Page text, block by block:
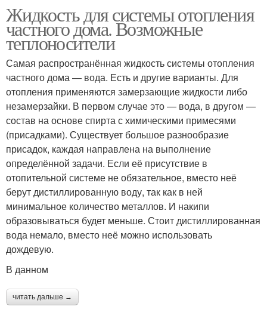
Жидкость для системы отопления
частного дома. Возможные
теплоносители
Самая распространённая жидкость системы отопления
частного дома — вода. Есть и другие варианты. Для
отопления применяются замерзающие жидкости либо
незамерзайки. В первом случае это — вода, в другом —
состав на основе спирта с химическими примесями
(присадками). Существует большое разнообразие
присадок, каждая направлена на выполнение
определённой задачи. Если её присутствие в
отопительной системе не обязательное, вместо неё
берут дистиллированную воду, так как в ней
минимальное количество металлов. И накипи
образовываться будет меньше. Стоит дистиллированная
вода немало, вместо неё можно использовать
дождевую.
В данном
читать дальше →